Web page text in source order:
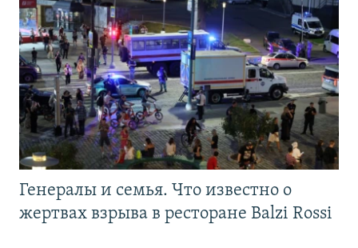
Генералы и семья. Что известно о
жертвах взрыва в ресторане Balzi Rossi